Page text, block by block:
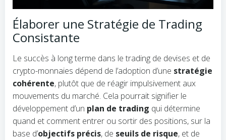
Élaborer une Stratégie de Trading
Consistante
Le succès à long terme dans le trading de devises et de
crypto-monnaies dépend de l’adoption d’une stratégie
cohérente, plutôt que de réagir impulsivement aux
mouvements du marché. Cela pourrait signifier le
développement d’un plan de trading qui détermine
quand et comment entrer ou sortir des positions, sur la
base d’objectifs précis, de seuils de risque, et de